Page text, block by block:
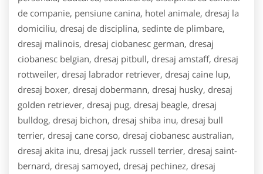
de companie, pensiune canina, hotel animale, dresaj la
domiciliu, dresaj de disciplina, sedinte de plimbare,
dresaj malinois, dresaj ciobanesc german, dresaj
ciobanesc belgian, dresaj pitbull, dresaj amstaff, dresaj
rottweiler, dresaj labrador retriever, dresaj caine lup,
dresaj boxer, dresaj dobermann, dresaj husky, dresaj
golden retriever, dresaj pug, dresaj beagle, dresaj
bulldog, dresaj bichon, dresaj shiba inu, dresaj bull
terrier, dresaj cane corso, dresaj ciobanesc australian,
dresaj akita inu, dresaj jack russell terrier, dresaj saint-
bernard, dresaj samoyed, dresaj pechinez, dresaj